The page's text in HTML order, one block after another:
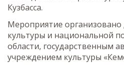
Кузбасса.
Мероприятие
культуры и национальной
области, государственным
учреждением культуры